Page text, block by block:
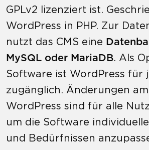
GPLv2 lizenziert ist.
WordPress in PHP. Zur
nutzt das CMS eine
MySQL oder MariaDB. Als
Software ist WordPress für
zugänglich. Änderungen
WordPress sind für alle
um die Software
und Bedürfnissen